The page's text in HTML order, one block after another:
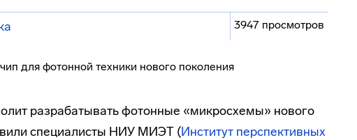
3947 просмотров
разрабатывать фотонные «микросхемы» нового
специалисты НИУ МИЭТ (Институт перспективных